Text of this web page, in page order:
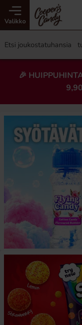
Valikko
🎉